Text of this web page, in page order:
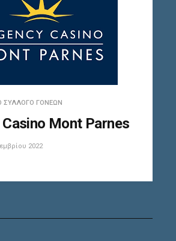
ΣΎΛΛΟΓΟ ΓΟΝΈΩΝ
Casino Mont Parnes
2022